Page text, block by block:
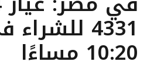
4331
10:20 مساءًا